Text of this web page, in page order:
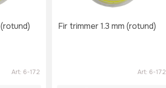
Art: 6-172
Fir trimmer 1.3 mm (rotund)
Art: 6-172